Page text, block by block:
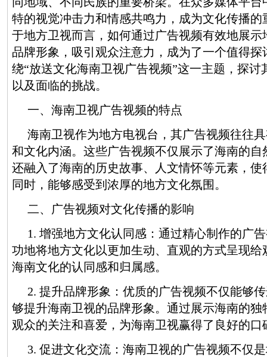
特的视觉冲击力和情感共鸣力，成为文化传播的
于地方卫视而言，如何通过广告视频有效地展示
品牌形象，吸引观众注意力，成为了一个值得
绕“放送文化海南卫视广告视频”这一主题，探讨
以及面临的挑战。
一、海南卫视广告视频的特点
海南卫视作为地方电视台，其广告视频往往
和文化内涵。这些广告视频不仅展示了海南的自
还融入了海南的历史故事、人文情怀等元素，使
同时，能够感受到浓厚的地方文化氛围。
二、广告视频对文化传播的影响
1. 增强地方文化认同感：通过精心制作的广
功地将地方文化以更加生动、直观的方式呈现给
海南文化的认同感和归属感。
2. 提升品牌形象：优质的广告视频不仅能够
够提升海南卫视的品牌形象。通过展示海南的独
观众的关注和喜爱，为海南卫视赢得了良好的口
3. 促进文化交流：海南卫视的广告视频不仅